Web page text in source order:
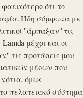
ότι το
Ήδη σύμφωνα με
''άρπαξαν'' τις
μέχρι και οι
τις προτάσεις μου
μέσων που
όμως
πελατειακό σύστημα